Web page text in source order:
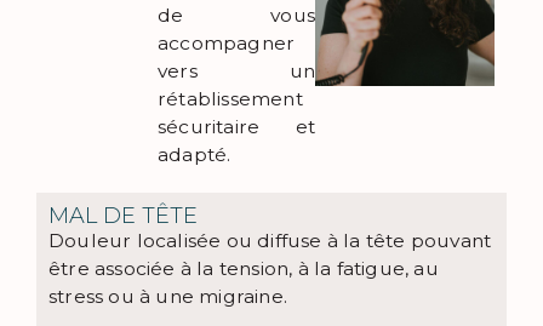
de vous
accompagner
vers un
rétablissement
sécuritaire et
adapté.
MAL DE TÊTE
Douleur localisée ou diffuse à la tête pouvant
être associée à la tension, à la fatigue, au
stress ou à une migraine.